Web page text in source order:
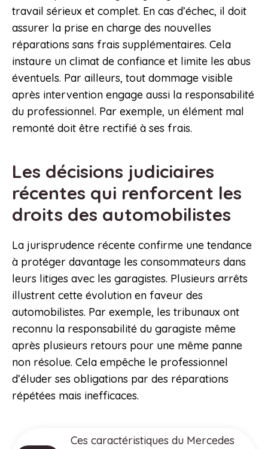
travail sérieux et complet. En cas d’échec, il doit
assurer la prise en charge des nouvelles
réparations sans frais supplémentaires. Cela
instaure un climat de confiance et limite les abus
éventuels. Par ailleurs, tout dommage visible
après intervention engage aussi la responsabilité
du professionnel. Par exemple, un élément mal
remonté doit être rectifié à ses frais.
Les décisions judiciaires
récentes qui renforcent les
droits des automobilistes
La jurisprudence récente confirme une tendance
à protéger davantage les consommateurs dans
leurs litiges avec les garagistes. Plusieurs arrêts
illustrent cette évolution en faveur des
automobilistes. Par exemple, les tribunaux ont
reconnu la responsabilité du garagiste même
après plusieurs retours pour une même panne
non résolue. Cela empêche le professionnel
d’éluder ses obligations par des réparations
répétées mais inefficaces.
Ces caractéristiques du Mercedes